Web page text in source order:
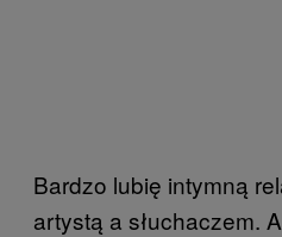
Bardzo lubię intymną
artystą a słuchaczem.